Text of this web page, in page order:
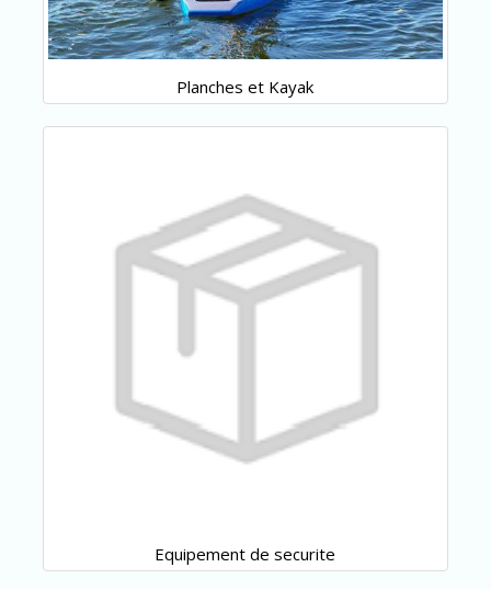
Planches et Kayak
Equipement de securite